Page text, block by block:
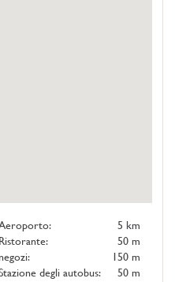
5 km
Ristorante:
50 m
150 m
degli autobus: 50 m